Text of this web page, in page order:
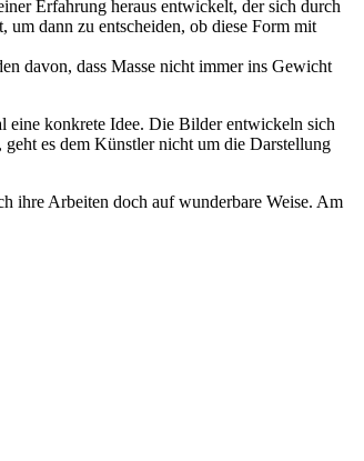
Erfahrung heraus entwickelt, der sich durch
um dann zu entscheiden, ob diese Form mit
davon, dass Masse nicht immer ins Gewicht
eine konkrete Idee. Die Bilder entwickeln sich
es dem Künstler nicht um die Darstellung
ihre Arbeiten doch auf wunderbare Weise. Am